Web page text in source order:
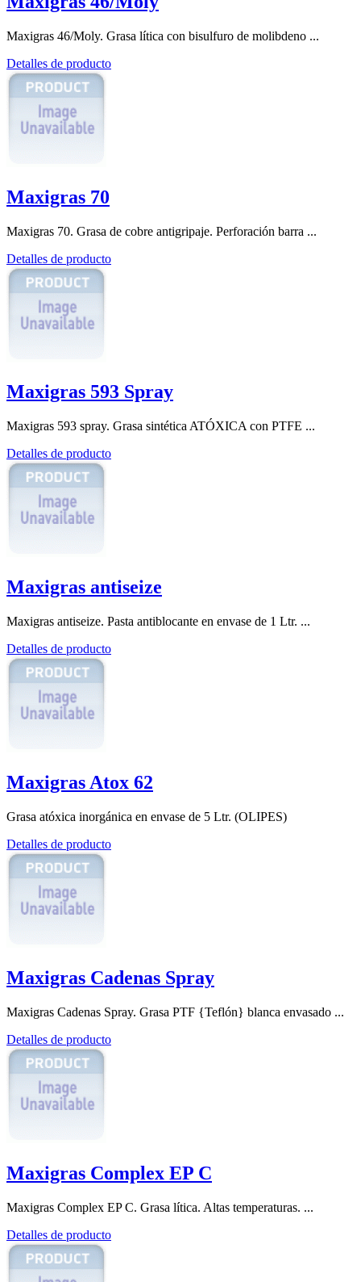
Maxigras 46/Moly. Grasa lítica con bisulfuro de molibdeno ...
Detalles de producto
Maxigras 70
Maxigras 70. Grasa de cobre antigripaje. Perforación barra ...
Detalles de producto
Maxigras 593 Spray
Maxigras 593 spray. Grasa sintética ATÓXICA con PTFE ...
Detalles de producto
Maxigras antiseize
Maxigras antiseize. Pasta antiblocante en envase de 1 Ltr. ...
Detalles de producto
Maxigras Atox 62
Grasa atóxica inorgánica en envase de 5 Ltr. (OLIPES)
Detalles de producto
Maxigras Cadenas Spray
Maxigras Cadenas Spray. Grasa PTF {Teflón} blanca envasado ...
Detalles de producto
Maxigras Complex EP C
Maxigras Complex EP C. Grasa lítica. Altas temperaturas. ...
Detalles de producto